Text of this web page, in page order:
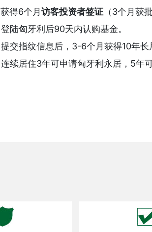
获得6个月访客投资者签证 （3个月获
登陆匈牙利后90天内认购基金。
提交指纹信息后，3-6个月获得10年长
连续居住3年可申请匈牙利永居，5年